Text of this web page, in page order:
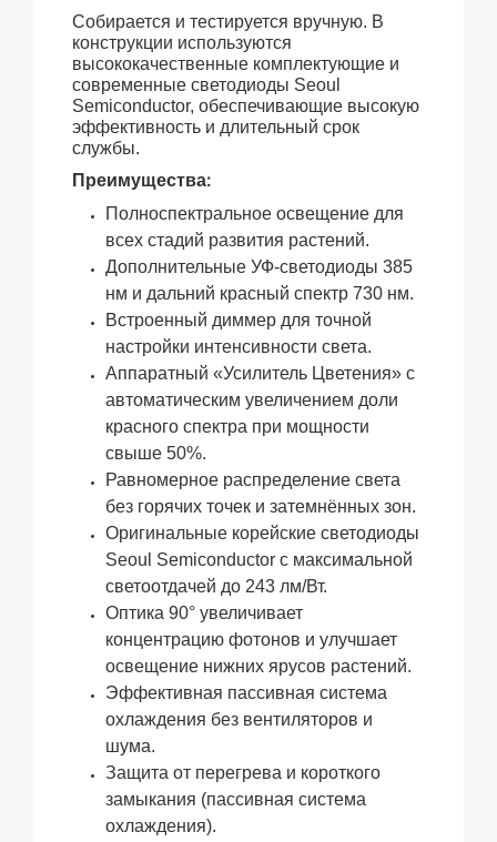
Собирается и тестируется вручную. В
конструкции используются
высококачественные комплектующие и
современные светодиоды Seoul
Semiconductor, обеспечивающие высокую
эффективность и длительный срок
службы.
Преимущества:
Полноспектральное освещение для
всех стадий развития растений.
Дополнительные УФ-светодиоды 385
нм и дальний красный спектр 730 нм.
Встроенный диммер для точной
настройки интенсивности света.
Аппаратный «Усилитель Цветения» с
автоматическим увеличением доли
красного спектра при мощности
свыше 50%.
Равномерное распределение света
без горячих точек и затемнённых зон.
Оригинальные корейские светодиоды
Seoul Semiconductor с максимальной
светоотдачей до 243 лм/Вт.
Оптика 90° увеличивает
концентрацию фотонов и улучшает
освещение нижних ярусов растений.
Эффективная пассивная система
охлаждения без вентиляторов и
шума.
Защита от перегрева и короткого
замыкания (пассивная система
охлаждения).